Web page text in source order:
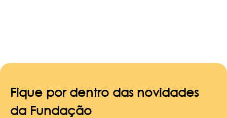
Fique por dentro das novidades
da Fundação